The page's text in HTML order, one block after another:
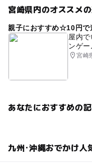
宮崎県内のオススメ
親子におすすめ☆10円で
屋内
ンゲ
宮崎
あなたにおすすめの
九州･沖縄おでかけ人